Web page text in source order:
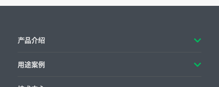
产品介绍
用途案例